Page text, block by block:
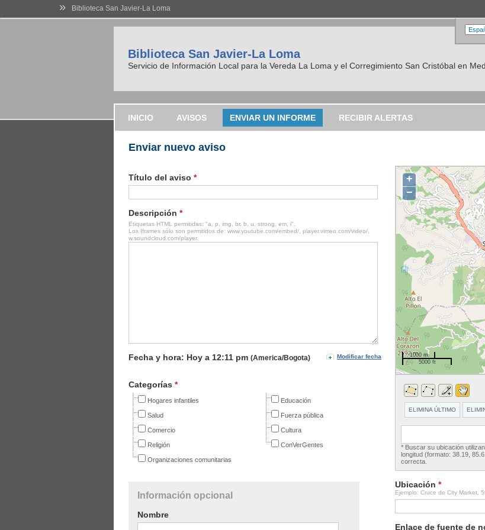
» Biblioteca San Javier-La Loma
Biblioteca San Javier-La Loma
Servicio de Información Local para la Vereda La Loma y el Corregimiento San Cristóbal en
INICIO AVISOS ENVIAR UN INFORME RECIBIR ALERTAS
Enviar nuevo aviso
Título del aviso *
Descripción *
Etiquetas HTML permitidas: "a, p, img, br, b, u, strong, em, i".
Los Iframes sólo son permitidos de: www.youtube.com/embed/, player.vimeo.com/video/,
w.soundcloud.com/player.
Modificar fecha
Fecha y hora: Hoy a 12:11 pm (America/Bogota)
Categorías *
Hogares infantiles
Salud
Comercio
Religión
Organizaciones comunitarias
Educación
Fuerza pública
Cultura
ConVerGentes
Información opcional
Nombre
+
−
1000 m
5000 ft
ELIMINA ÚLTIMO
* Buscar su ubicación
longitud (formato: 38.19,
correcta.
Ubicación *
Ejemplo: Cruce de City Market,
Enlace de fuente de